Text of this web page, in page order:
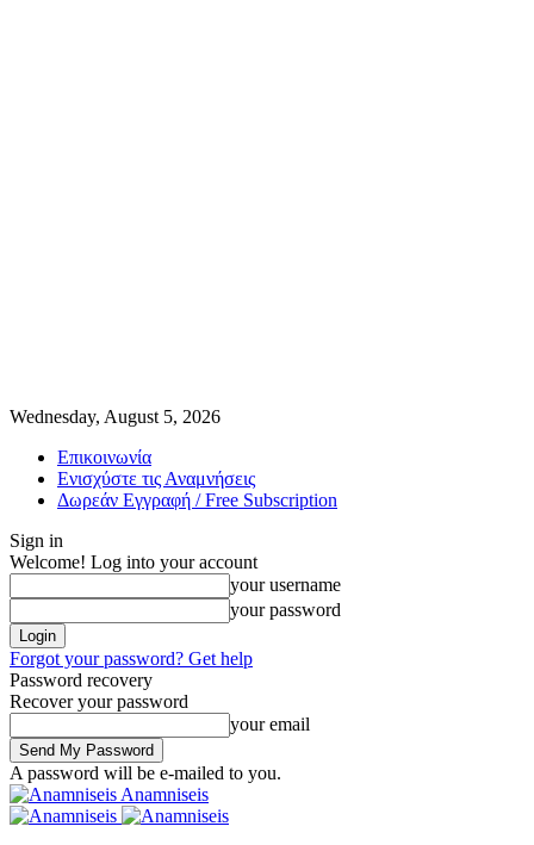
Wednesday, August 5, 2026
Επικοινωνία
Ενισχύστε τις Αναμνήσεις
Δωρεάν Εγγραφή / Free Subscription
Sign in
Welcome! Log into your account
your username
your password
Forgot your password? Get help
Password recovery
Recover your password
your email
A password will be e-mailed to you.
Anamniseis